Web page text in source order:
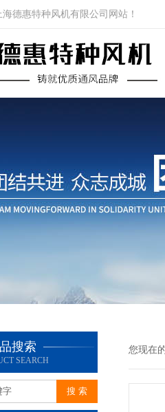
德惠特种风机有限公司网站！
搜索
SEARCH
您现在